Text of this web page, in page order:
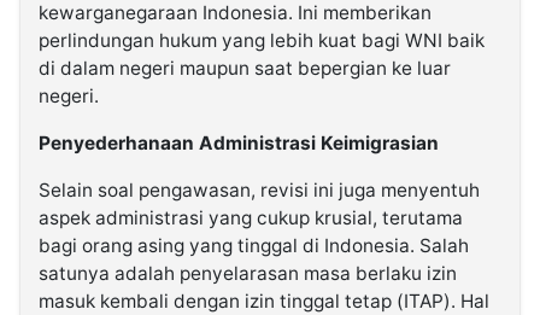
kewarganegaraan Indonesia. Ini memberikan
perlindungan hukum yang lebih kuat bagi WNI baik
di dalam negeri maupun saat bepergian ke luar
negeri.
Penyederhanaan Administrasi Keimigrasian
Selain soal pengawasan, revisi ini juga menyentuh
aspek administrasi yang cukup krusial, terutama
bagi orang asing yang tinggal di Indonesia. Salah
satunya adalah penyelarasan masa berlaku izin
masuk kembali dengan izin tinggal tetap (ITAP). Hal